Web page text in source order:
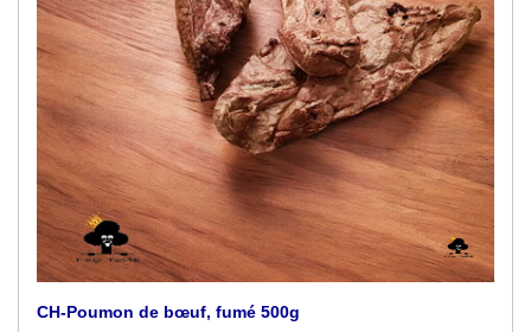
CH-Poumon de bœuf, fumé 500g